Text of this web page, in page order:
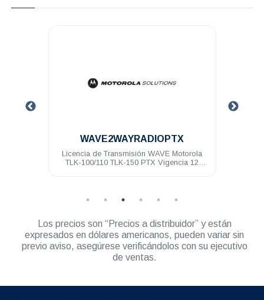
WAVE2WAYRADIOPTX
Licencia de Transmisión WAVE Motorola
TLK-100/110 TLK-150 PTX Vigencia 12
Los precios son “Precios a distribuidor” y están
expresados en dólares americanos, pueden variar sin
previo aviso, asegúrese verificándolos con su ejecutivo
de ventas.